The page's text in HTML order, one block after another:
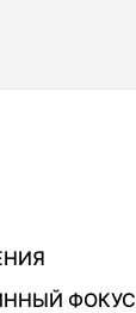
ФОКУС